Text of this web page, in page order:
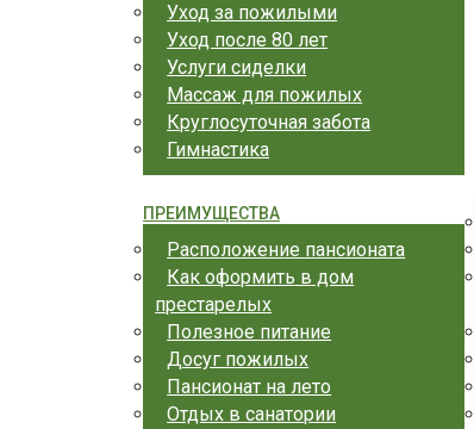
Уход за пожилыми
Уход после 80 лет
Услуги сиделки
Массаж для пожилых
Круглосуточная забота
Гимнастика
ПРЕИМУЩЕСТВА
Расположение пансионата
Как оформить в дом
престарелых
Полезное питание
Досуг пожилых
Пансионат на лето
Отдых в санатории